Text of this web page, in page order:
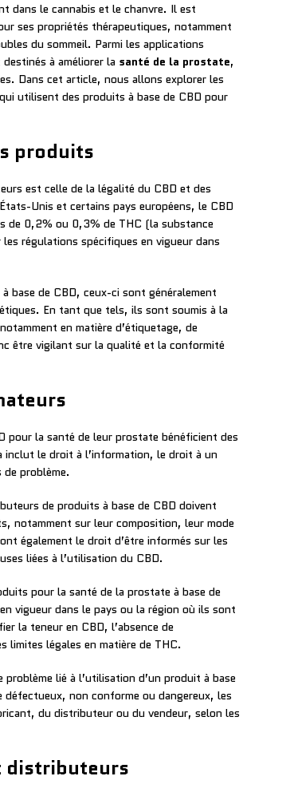
dans le cannabis et le chanvre. Il est
ses propriétés thérapeutiques, notamment
du sommeil. Parmi les applications
à améliorer la santé de la prostate,
Dans cet article, nous allons explorer les
utilisent des produits à base de CBD pour
produits
est celle de la légalité du CBD et des
Unis et certains pays européens, le CBD
de 0,2% ou 0,3% de THC (la substance
régulations spécifiques en vigueur dans
base de CBD, ceux-ci sont généralement
En tant que tels, ils sont soumis à la
en matière d’étiquetage, de
être vigilant sur la qualité et la conformité
pour la santé de leur prostate bénéficient des
le droit à l’information, le droit à un
problème.
de produits à base de CBD doivent
notamment sur leur composition, leur mode
également le droit d’être informés sur les
liées à l’utilisation du CBD.
pour la santé de la prostate à base de
vigueur dans le pays ou la région où ils sont
la teneur en CBD, l’absence de
légales en matière de THC.
problème lié à l’utilisation d’un produit à base
non conforme ou dangereux, les
du distributeur ou du vendeur, selon les
distributeurs